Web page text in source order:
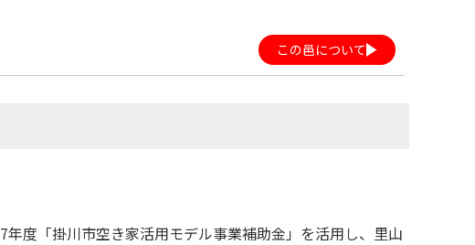
この邑について
7年度「掛川市空き家活用モデル事業補助金」を活用し、里山